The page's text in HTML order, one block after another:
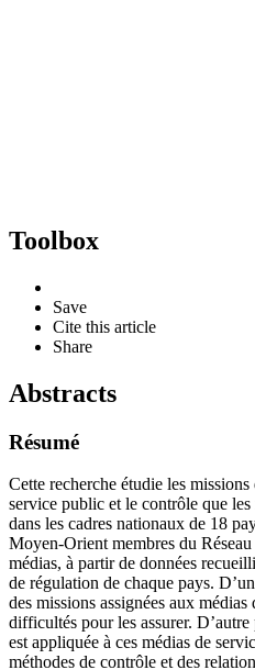
Toolbox
Save
Cite this article
Share
Abstracts
Résumé
Cette recherche étudie les
service public et le contrôle que
dans les cadres nationaux de 18
Moyen-Orient membres du
médias, à partir de données
de régulation de chaque pays.
des missions assignées aux
difficultés pour les assurer.
est appliquée à ces médias de
méthodes de contrôle et des